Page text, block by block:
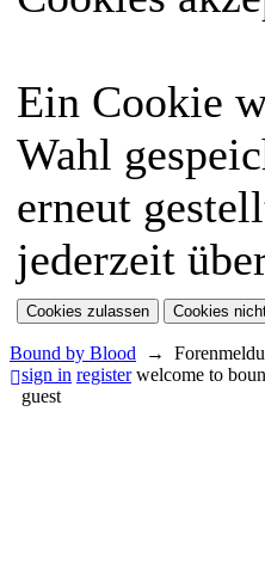
Ein Cookie
Wahl
erneut
jederzeit
Bound by Blood →
sign in register welcome to
guest